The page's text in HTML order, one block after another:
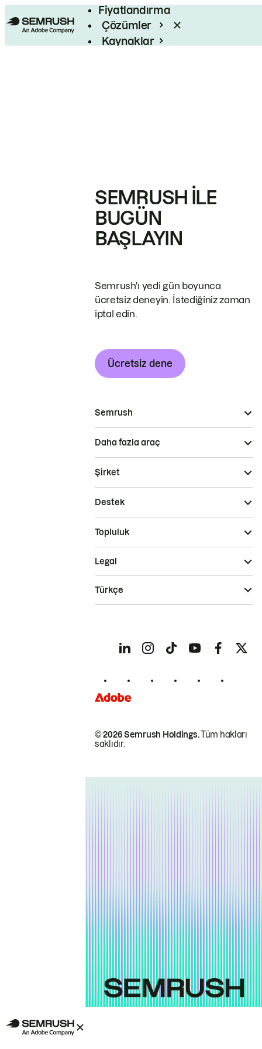
Fiyatlandırma
Çözümler
Kaynaklar
SEMRUSH ILE
BUGÜN
BAŞLAYIN
Semrush'ı yedi gün boyunca
ücretsiz deneyin. İstediğiniz zaman
iptal edin.
Ücretsiz dene
Semrush
Daha fazla araç
Şirket
Destek
Topluluk
© 2026 Semrush Holdings.Tüm hakları
saklıdır.
Legal
Türkçe